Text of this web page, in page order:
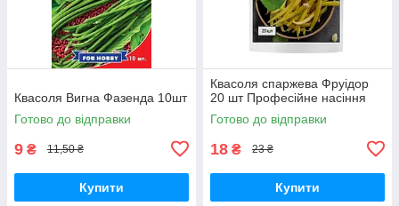
Квасоля Вигна Фазенда 10шт
Готово до відправки
9 ₴ 11,50 ₴
Купити
Квасоля спаржева Фруідор
20 шт Професійне насіння
Готово до відправки
18 ₴ 23 ₴
Купити